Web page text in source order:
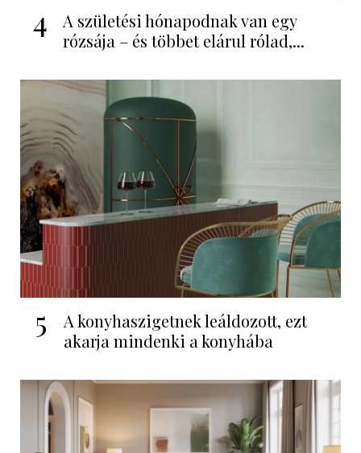
4
A születési hónapodnak van egy
rózsája – és többet elárul rólad,...
5
A konyhaszigetnek leáldozott, ezt
akarja mindenki a konyhába